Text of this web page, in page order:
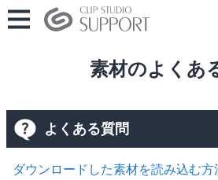
素材のよくあ
よくある質問
ダウンロードした素材を読み込む